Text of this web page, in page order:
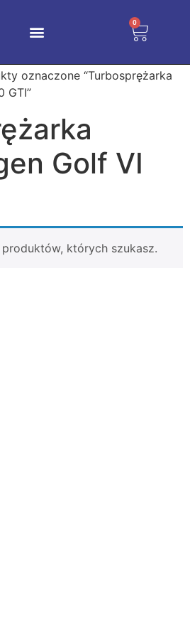
0
oznaczone “Turbosprężarka
GTI”
Golf VI
których szukasz.